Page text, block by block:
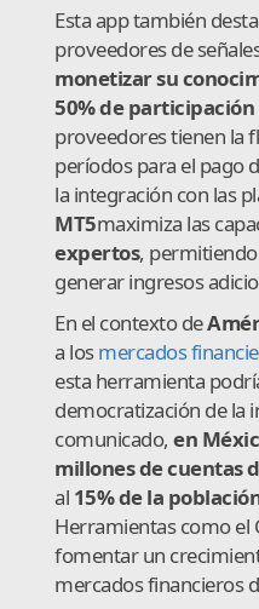
Esta app también
proveedores de
monetizar su
50% de
proveedores tienen la
períodos para el pago
la integración con las
MT5maximiza las
expertos,
generar ingresos
En el contexto de
a losmercados
esta herramienta
democratización de la
comunicado, en
millones de cuentas
al 15% de la
Herramientas como el
fomentar un
mercados financieros